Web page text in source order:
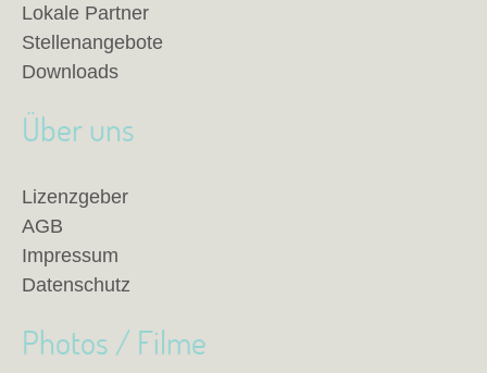
Lokale Partner
Stellenangebote
Downloads
Über uns
Lizenzgeber
AGB
Impressum
Datenschutz
Photos / Filme